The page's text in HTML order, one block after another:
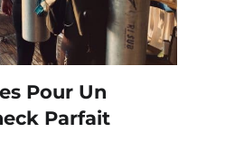
Pour Un
Parfait